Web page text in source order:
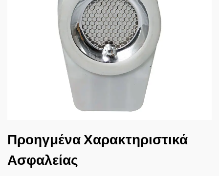
Προηγμένα Χαρακτηριστικά
Ασφαλείας